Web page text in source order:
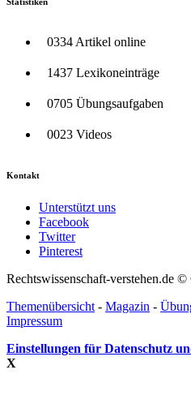
0334 Artikel online
1437 Lexikoneinträge
0705 Übungsaufgaben
0023 Videos
Kontakt
Unterstützt uns
Facebook
Twitter
Pinterest
Rechtswissenschaft-verstehen.de
Themenübersicht - Magazin -
Impressum
Einstellungen für Datenschutz
X